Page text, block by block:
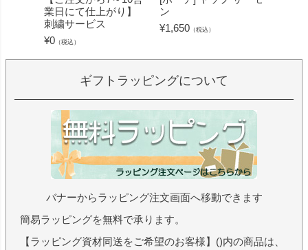
業日にて仕上がり】
刺繍サービス
¥0 （税込）
ン
¥1,650 （税込）
ギフトラッピングについて
バナーからラッピング注文画面へ移動できます
簡易ラッピングを無料で承ります。
【ラッピング資材同送をご希望のお客様】()内の商品は、